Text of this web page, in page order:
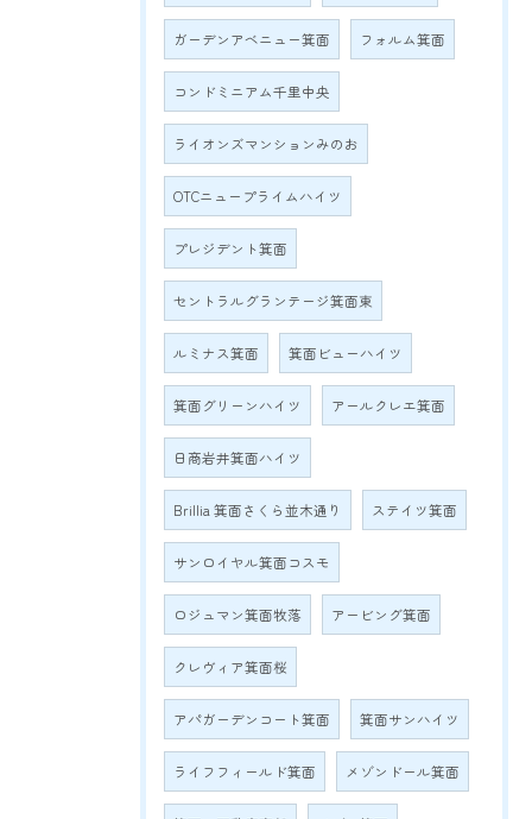
ガーデンアベニュー箕面 フォルム箕面
コンドミニアム千里中央
ライオンズマンションみのお
OTCニュープライムハイツ
プレジデント箕面
セントラルグランテージ箕面東
ルミナス箕面 箕面ビューハイツ
箕面グリーンハイツ アールクレエ箕面
日商岩井箕面ハイツ
Brillia 箕面さくら並木通り ステイツ箕面
サンロイヤル箕面コスモ
ロジュマン箕面牧落 アービング箕面
クレヴィア箕面桜
アパガーデンコート箕面 箕面サンハイツ
ライフフィールド箕面 メゾンドール箕面